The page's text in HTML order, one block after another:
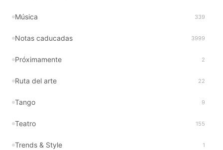
Música 339
Notas caducadas 3999
Próximamente 2
Ruta del arte 22
Tango 9
Teatro 155
Trends & Style 1